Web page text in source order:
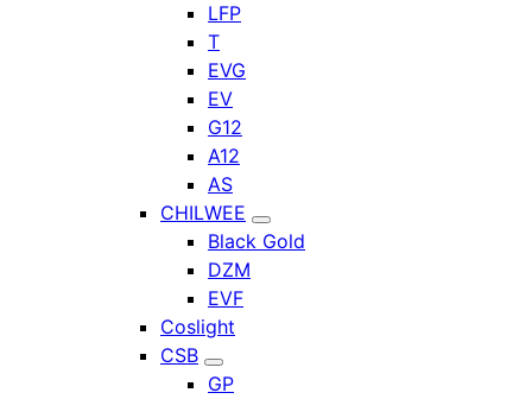
LFP
T
EVG
EV
G12
A12
AS
CHILWEE
Black Gold
DZM
EVF
Coslight
CSB
GP